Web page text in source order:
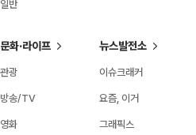
일반
문화·라이프
관광
방송/TV
영화
뉴스발전소
이슈크래커
요즘, 이거
그래픽스